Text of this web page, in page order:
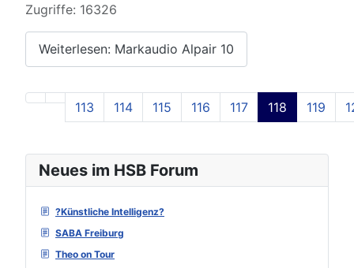
Neues im HSB Forum
?Künstliche Intelligenz?
SABA Freiburg
Theo on Tour
Zugriffe: 16326
Weiterlesen: Markaudio Alpair 10
Seite 118 von 129
113 114 115 116 117 118 119